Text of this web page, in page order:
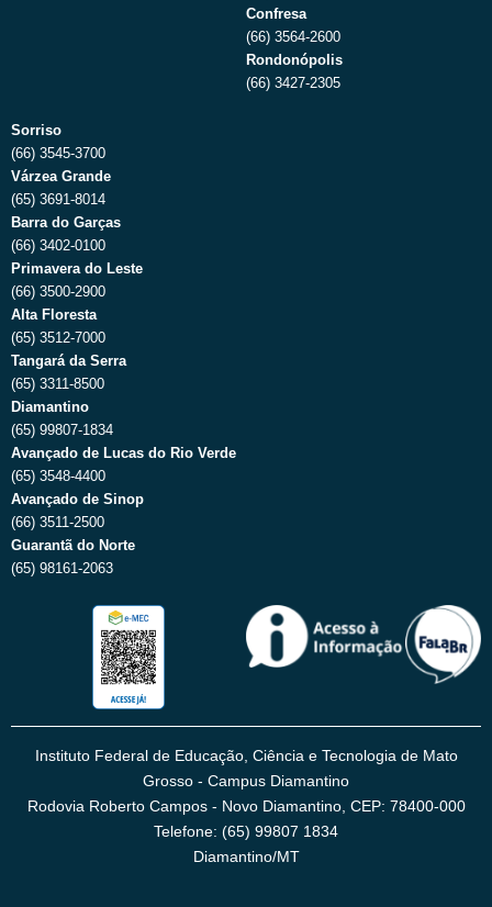
Confresa
(66) 3564-2600
Rondonópolis
(66) 3427-2305
Sorriso
(66) 3545-3700
Várzea Grande
(65) 3691-8014
Barra do Garças
(66) 3402-0100
Primavera do Leste
(66) 3500-2900
Alta Floresta
(65) 3512-7000
Tangará da Serra
(65) 3311-8500
Diamantino
(65) 99807-1834
Avançado de Lucas do Rio Verde
(65) 3548-4400
Avançado de Sinop
(66) 3511-2500
Guarantã do Norte
(65) 98161-2063
Instituto Federal de Educação, Ciência e Tecnologia de Mato
Grosso - Campus Diamantino
Rodovia Roberto Campos - Novo Diamantino, CEP: 78400-000
Telefone: (65) 99807 1834
Diamantino/MT